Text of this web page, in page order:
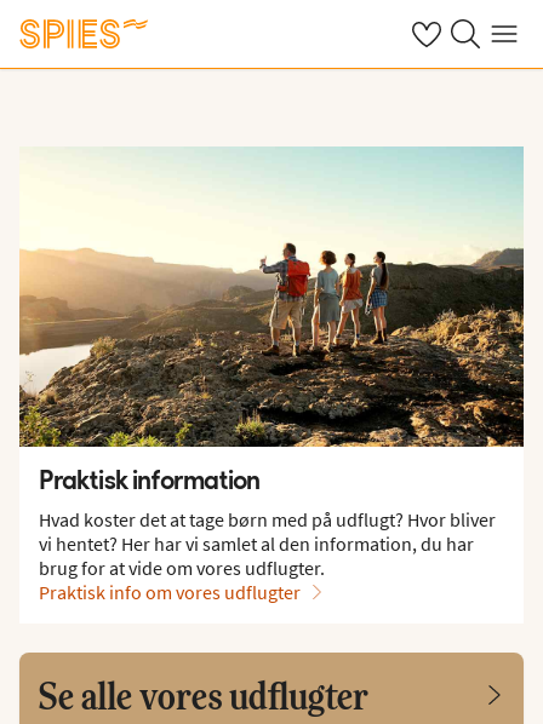
Se dine gemte
Søg påMenu
Praktisk information
Hvad koster det at tage børn med på udflugt? Hvor bliver
vi hentet? Her har vi samlet al den information, du har
brug for at vide om vores udflugter.
Praktisk info om vores udflugter
Se alle vores udflugter